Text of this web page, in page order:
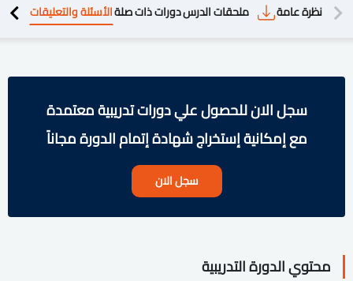
نظرة عامة ملحقات الدرسدورات ذات صلةالأسئلة والتعليقات
سجل الان للحصول علي دورات تدريبية معتمدة
مع إمكانية إستخراج شهادة إتمام الدورة مجاناً
سجل الان
محتوي الدورة التدريبية